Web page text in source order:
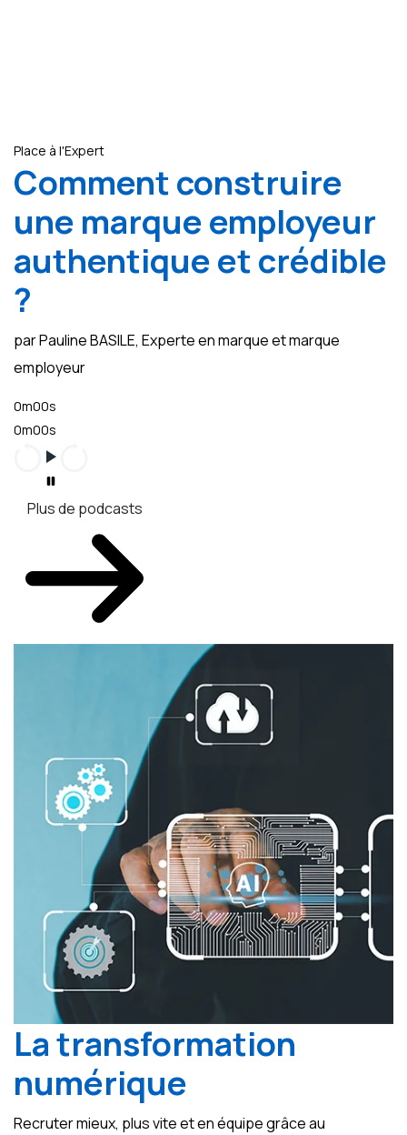
Place à l'Expert
Comment construire
une marque employeur
authentique et crédible
?
par Pauline BASILE, Experte en marque et marque
employeur
0m00s
0m00s
Plus de podcasts
La transformation
numérique
Recruter mieux, plus vite et en équipe grâce au